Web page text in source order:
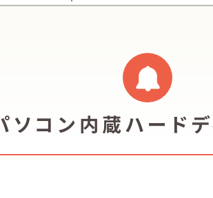
ソコン内蔵ハード